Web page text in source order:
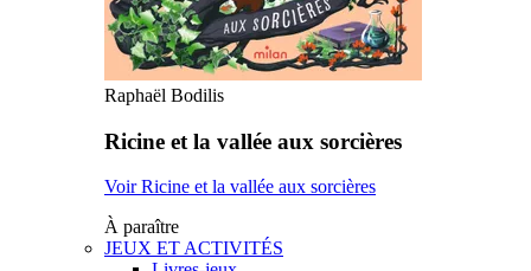
Raphaël Bodilis
Ricine et la vallée aux sorcières
Voir Ricine et la vallée aux sorcières
À paraître
JEUX ET ACTIVITÉS